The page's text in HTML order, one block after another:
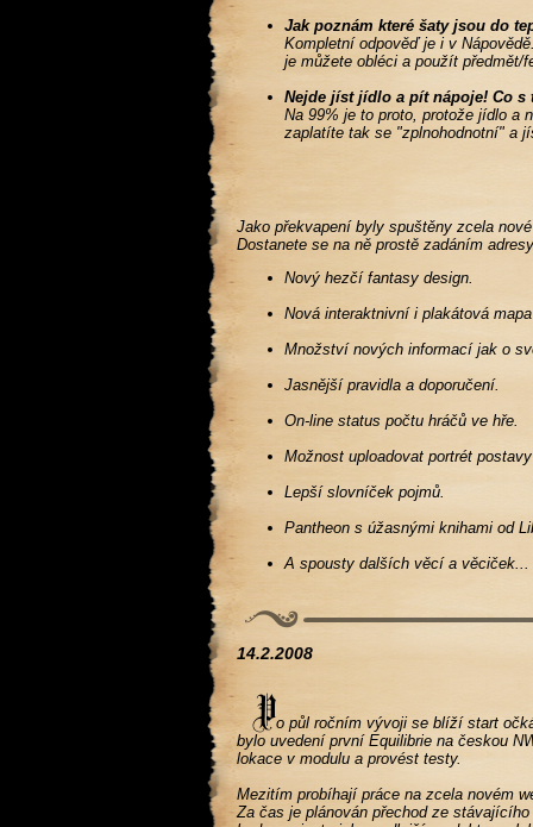
Jak poznám které šaty jsou do
Kompletní odpověď je i v
je můžete obléci a použít
Nejde jíst jídlo a pít nápoje! Co s
Na 99% je to proto, protože jídlo a
zaplatíte tak se "zplnohodnotní" a
Jako překvapení byly spuštěny zcela
Dostanete se na ně prostě zadáním
Nový hezčí fantasy design.
Nová interaktnivní i plakátová
Množství nových informací jak o
Jasnější pravidla a doporučení.
On-line status počtu hráčů ve hře.
Možnost uploadovat portrét
Lepší slovníček pojmů.
Pantheon s úžasnými knihami od
A spousty dalších věcí a věciček...
14.2.2008
o půl ročním vývoji se blíží start
bylo uvedení první Equilibrie na českou
lokace v modulu a provést testy.
Mezitím probíhají práce na zcela novém
Za čas je plánován přechod ze